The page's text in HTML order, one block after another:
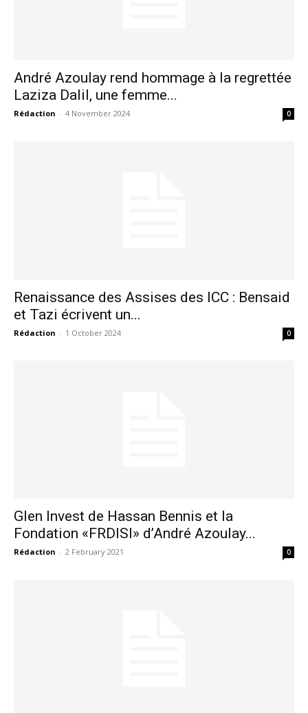
André Azoulay rend hommage à la regrettée
Laziza Dalil, une femme...
Rédaction - 4 November 2024 0
Renaissance des Assises des ICC : Bensaid
et Tazi écrivent un...
Rédaction - 1 October 2024 0
Glen Invest de Hassan Bennis et la
Fondation «FRDISI» d’André Azoulay...
Rédaction - 2 February 2021 0